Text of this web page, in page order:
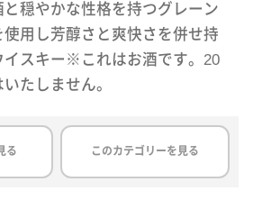
穏やかな性格を持つグレーン
用し芳醇さと爽快さを併せ持
イスキー※これはお酒です。20
たしません。
る このカテゴリーを見る